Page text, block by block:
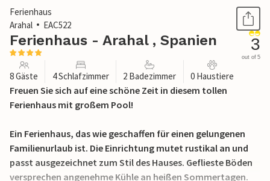
Ferienhaus
Arahal
EAC522
Ferienhaus - Arahal , Spanien 3
out of 5
8 Gäste 4 Schlafzimmer 2 Badezimmer 0 Haustiere
Freuen Sie sich auf eine schöne Zeit in diesem tollen
Ferienhaus mit großem Pool!
Ein Ferienhaus, das wie geschaffen für einen gelungenen
Familienurlaub ist. Die Einrichtung mutet rustikal an und
passt ausgezeichnet zum Stil des Hauses. Geflieste Böden
versprechen angenehme Kühle an heißen Sommertagen.